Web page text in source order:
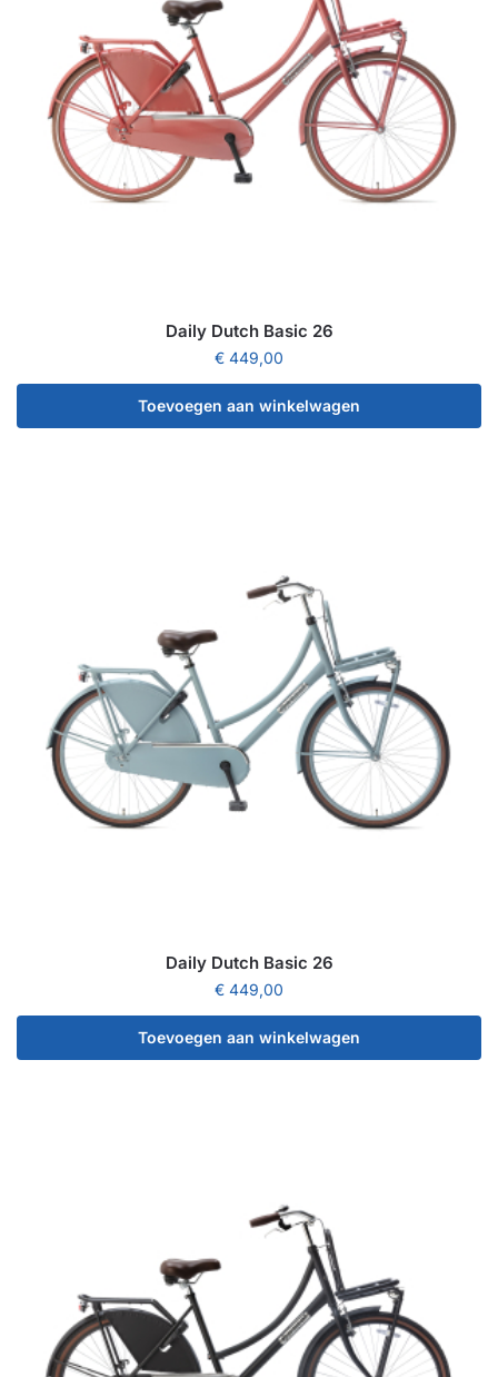
Daily Dutch Basic 26
€ 449,00
Toevoegen aan winkelwagen
Daily Dutch Basic 26
€ 449,00
Toevoegen aan winkelwagen